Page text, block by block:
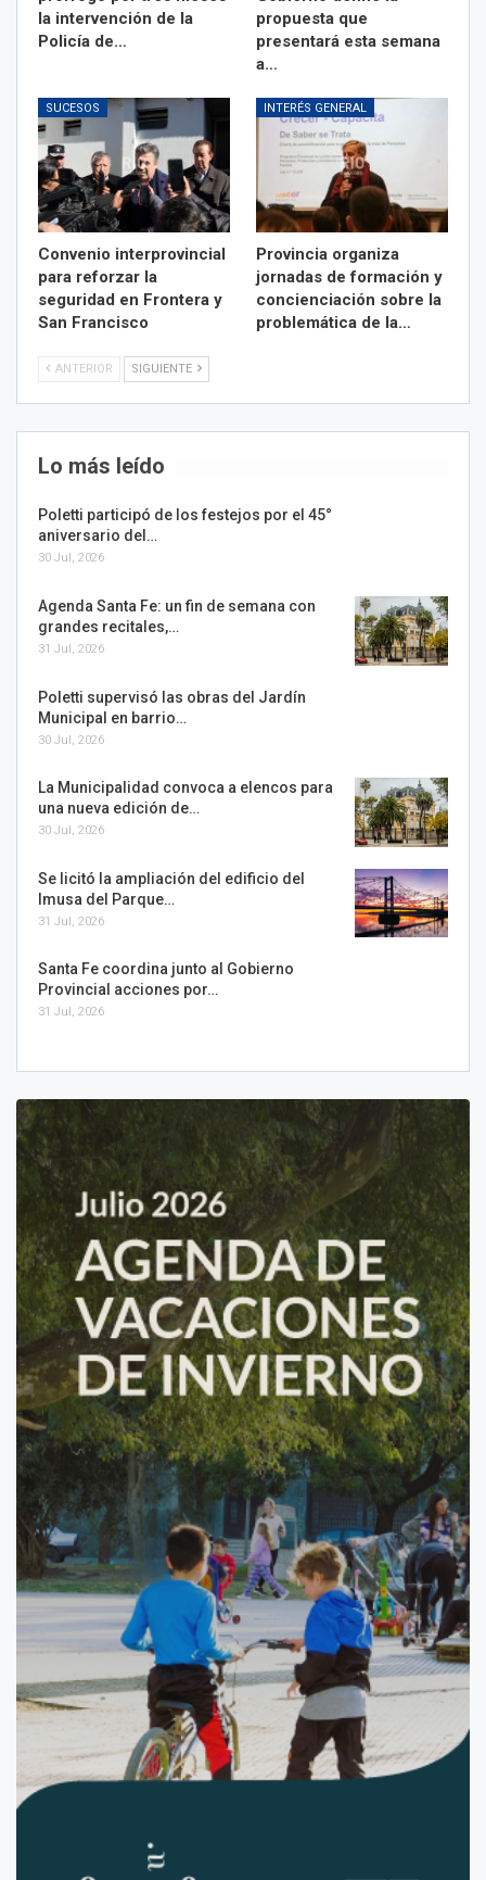
la intervención de la
Policía de…
propuesta que
presentará esta semana
a…
SUCESOS
Convenio interprovincial
para reforzar la
seguridad en Frontera y
San Francisco
INTERÉS GENERAL
Provincia organiza
jornadas de formación y
concienciación sobre la
problemática de la…
ANTERIOR SIGUIENTE
Lo más leído
Poletti participó de los festejos por el 45°
aniversario del…
30 Jul, 2026
Agenda Santa Fe: un fin de semana con
grandes recitales,…
31 Jul, 2026
Poletti supervisó las obras del Jardín
Municipal en barrio…
30 Jul, 2026
La Municipalidad convoca a elencos para
una nueva edición de…
30 Jul, 2026
Se licitó la ampliación del edificio del
Imusa del Parque…
31 Jul, 2026
Santa Fe coordina junto al Gobierno
Provincial acciones por…
31 Jul, 2026